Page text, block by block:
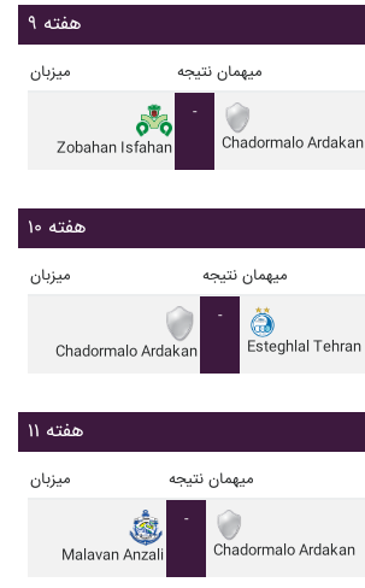
هفته ۹
میزبان نتیجه میهمان
Zobahan Isfahan
-
Chadormalo Ardakan
هفته ۱۰
میزبان نتیجه میهمان
Chadormalo Ardakan
-
Esteghlal Tehran
هفته ۱۱
میزبان نتیجه میهمان
Malavan Anzali
-
Chadormalo Ardakan